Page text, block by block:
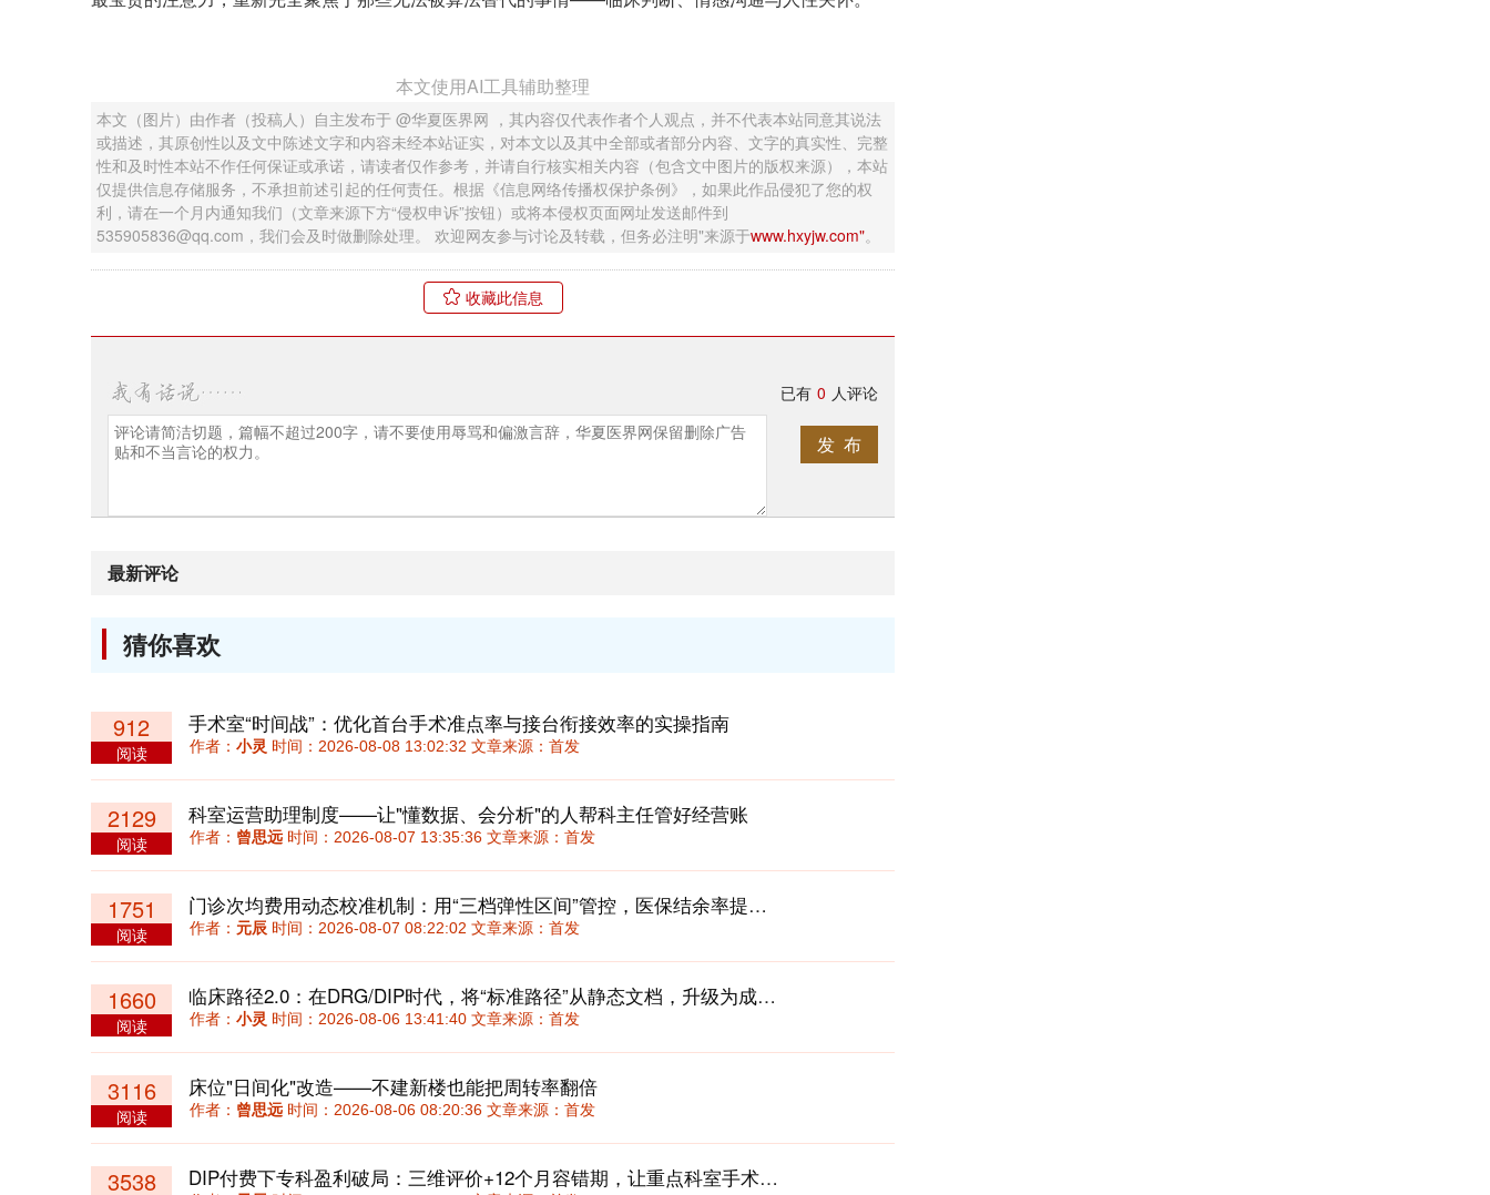
本文使用AI工具辅助整理
本文（图片）由作者（投稿人）自主发布于 @华夏医界网 ，其内容仅代表作者个人观点，并不代表本站同意其说法
或描述，其原创性以及文中陈述文字和内容未经本站证实，对本文以及其中全部或者部分内容、文字的真实性、完整
性和及时性本站不作任何保证或承诺，请读者仅作参考，并请自行核实相关内容（包含文中图片的版权来源），本站
仅提供信息存储服务，不承担前述引起的任何责任。根据《信息网络传播权保护条例》，如果此作品侵犯了您的权
利，请在一个月内通知我们（文章来源下方“侵权申诉”按钮）或将本侵权页面网址发送邮件到
535905836@qq.com，我们会及时做删除处理。 欢迎网友参与讨论及转载，但务必注明"来源于www.hxyjw.com"。
收藏此信息
已有 0 人评论
发 布
最新评论
猜你喜欢
912
阅读
手术室“时间战”：优化首台手术准点率与接台衔接效率的实操指南
作者： 小灵 时间：2026-08-08 13:02:32 文章来源：首发
2129
阅读
科室运营助理制度——让"懂数据、会分析"的人帮科主任管好经营账
作者： 曾思远 时间：2026-08-07 13:35:36 文章来源：首发
1751
阅读
门诊次均费用动态校准机制：用“三档弹性区间”管控，医保结余率提升12%还不丢患者
作者： 元辰 时间：2026-08-07 08:22:02 文章来源：首发
1660
阅读
临床路径2.0：在DRG/DIP时代，将“标准路径”从静态文档，升级为成本与质量的动态“驾驶舱”
作者： 小灵 时间：2026-08-06 13:41:40 文章来源：首发
3116
阅读
床位"日间化"改造——不建新楼也能把周转率翻倍
作者： 曾思远 时间：2026-08-06 08:20:36 文章来源：首发
3538 DIP付费下专科盈利破局：三维评价+12个月容错期，让重点科室手术量涨25%还不亏